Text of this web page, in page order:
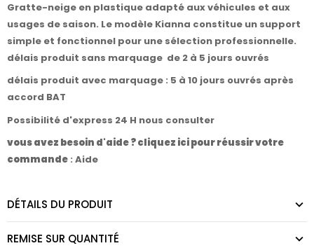
Gratte-neige en plastique adapté aux véhicules et aux
usages de saison. Le modèle Kianna constitue un support
simple et fonctionnel pour une sélection professionnelle.
délais produit sans marquage de 2 à 5 jours ouvrés
délais produit avec marquage : 5 à 10 jours ouvrés après
accord BAT
Possibilité d'express 24 H nous consulter
vous avez besoin d'aide ? cliquez ici pour réussir votre
commande : Aide
DÉTAILS DU PRODUIT
REMISE SUR QUANTITÉ